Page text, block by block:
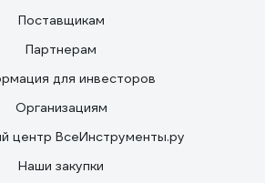
Поставщикам
Партнерам
для инвесторов
Организациям
центр ВсеИнструменты.ру
Наши закупки